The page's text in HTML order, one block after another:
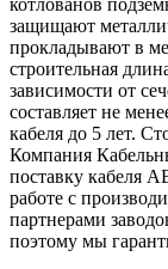
защищают
прокладывают в
строительная
зависимости от
составляет не
кабеля до 5 лет.
Компания
поставку кабеля
работе с
партнерами
поэтому мы